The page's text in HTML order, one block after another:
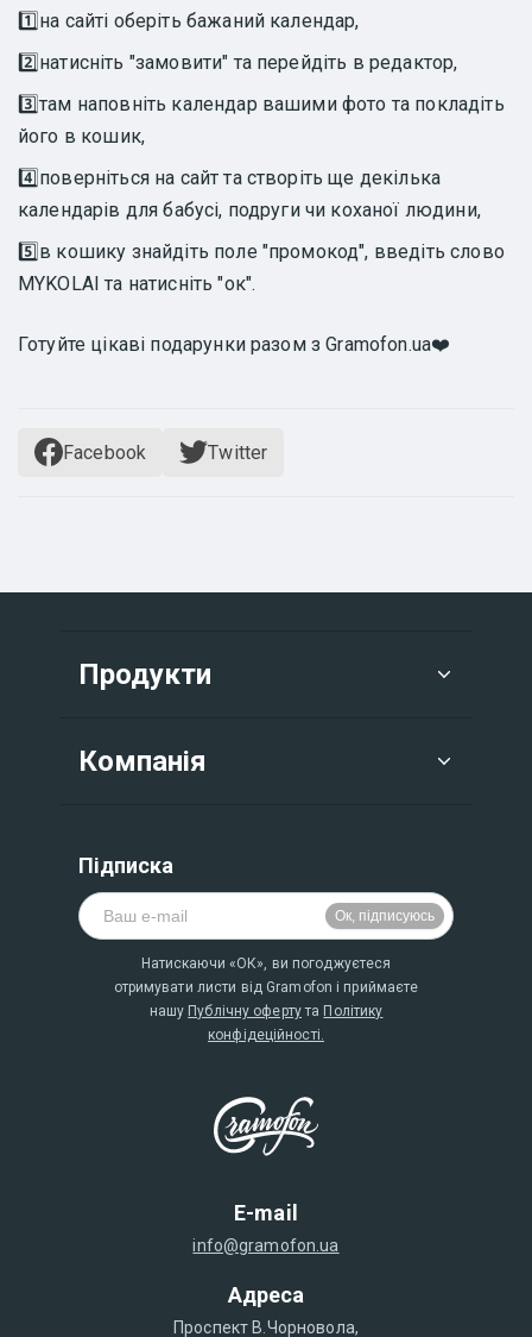
1️⃣на сайті оберіть бажаний календар,
2️⃣натисніть "замовити" та перейдіть в редактор,
3️⃣там наповніть календар вашими фото та покладіть
його в кошик,
4️⃣поверніться на сайт та створіть ще декілька
календарів для бабусі, подруги чи коханої людини,
5️⃣в кошику знайдіть поле "промокод", введіть слово
MYKOLAI та натисніть "ок".
Готуйте цікаві подарунки разом з Gramofon.ua❤️
Facebook Twitter
E-mail
info@gramofon.ua
Адреса
Проспект В.Чорновола,
Продукти
Компанія
Підписка
Натискаючи «ОК», ви погоджуєтеся
отримувати листи від Gramofon і приймаєте
нашу Публічну офертута Політику
конфідеційності.